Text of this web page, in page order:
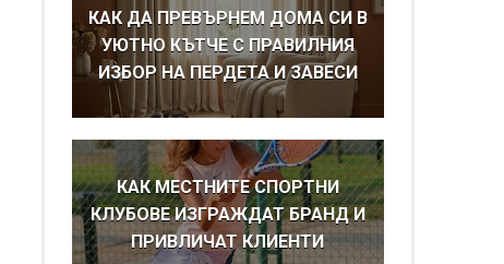
КАК ДА ПРЕВЪРНЕМ ДОМА СИ В
УЮТНО КЪТЧЕ С ПРАВИЛНИЯ
ИЗБОР НА ПЕРДЕТА И ЗАВЕСИ
КАК МЕСТНИТЕ СПОРТНИ
КЛУБОВЕ ИЗГРАЖДАТ БРАНД И
ПРИВЛИЧАТ КЛИЕНТИ